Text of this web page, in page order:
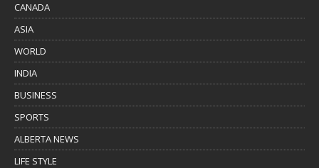
CANADA
ASIA
WORLD
INDIA
BUSINESS
SPORTS
ALBERTA NEWS
LIFE STYLE